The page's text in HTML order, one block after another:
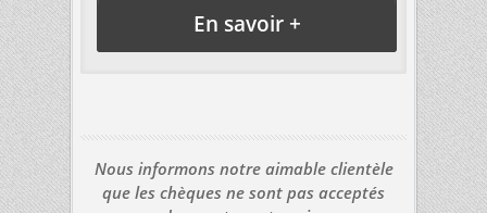
En savoir +
Nous informons notre aimable clientèle
que les chèques ne sont pas acceptés